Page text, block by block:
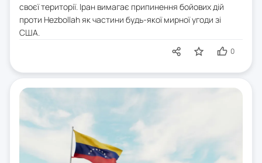
своєї території. Іран вимагає припинення бойових дій
проти Hezbollah як частини будь-якої мирної угоди зі
США.
0